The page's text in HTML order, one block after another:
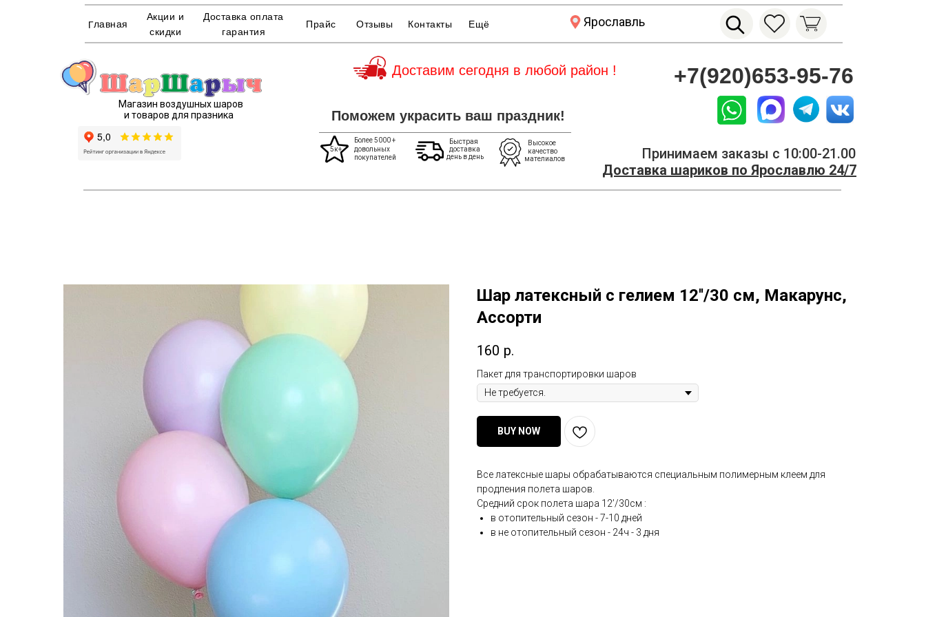
Главная Прайс
Доставка оплата
гарантия
Отзывы Контакты
Акции и
скидки
Ярославль
Ещё
+7(920)653-95-76
Принимаем заказы с 10:00-21.00
Доставка шариков по Ярославлю 24/7
Магазин воздушных шаров
и товаров для празника
довольных
5к+
покупателей
Быстрая
доставка
Более 5000 +
Высокое
качество
Поможем украсить ваш праздник!
мателиалов
день в день
Доставим сегодня в любой район !
Шар латексный с гелием 12''/30 см, Макарунс,
Ассорти
160 р.
Пакет для транспортировки шаров
BUY NOW
Все латексные шары обрабатываются специальным полимерным клеем для
продления полета шаров.
Средний срок полета шара 12’/30см :
в отопительный сезон - 7-10 дней
в не отопительный сезон - 24ч - 3 дня